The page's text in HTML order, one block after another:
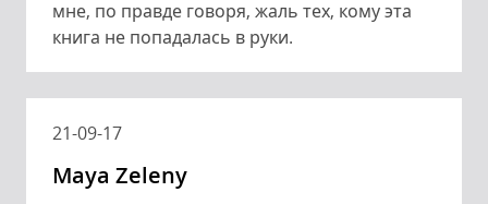
мне, по правде говоря, жаль тех, кому эта
книга не попадалась в руки.
21-09-17
Maya Zeleny